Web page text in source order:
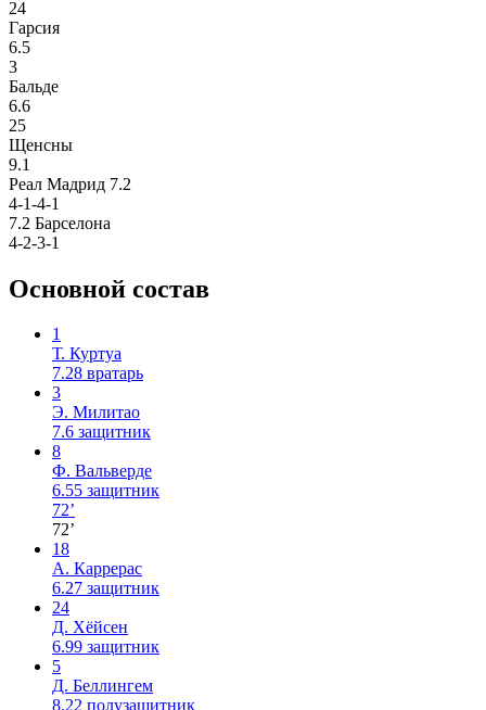
24
Гарсия
6.5
3
Бальде
6.6
25
Щенсны
9.1
Реал Мадрид 7.2
4-1-4-1
7.2 Барселона
4-2-3-1
Основной состав
1
Т. Куртуа
7.28 вратарь
3
Э. Милитао
7.6 защитник
8
Ф. Вальверде
6.55 защитник
72’
72’
18
А. Каррерас
6.27 защитник
24
Д. Хёйсен
6.99 защитник
5
Д. Беллингем
8.22 полузащитник